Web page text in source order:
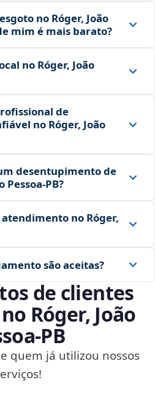
no Róger, João
mim é mais barato?
no Róger, João
de
no Róger, João
desentupimento de
Pessoa‑PB?
no Róger,
são aceitas?
de clientes
Róger, João
quem já utilizou nossos